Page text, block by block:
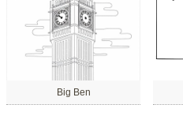
Big Ben